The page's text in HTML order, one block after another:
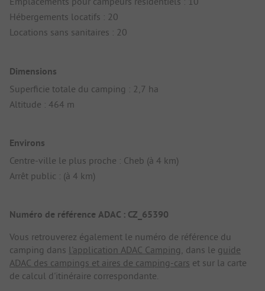
Hébergements locatifs : 20
Locations sans sanitaires : 20
Dimensions
Superficie totale du camping : 2,7 ha
Altitude : 464 m
Environs
Centre-ville le plus proche : Cheb (à 4 km)
Arrêt public : (à 4 km)
Numéro de référence ADAC : CZ_65390
Vous retrouverez également le numéro de référence du
camping dans l'application ADAC Camping, dans le guide
ADAC des campings et aires de camping-cars et sur la carte
de calcul d'itinéraire correspondante.